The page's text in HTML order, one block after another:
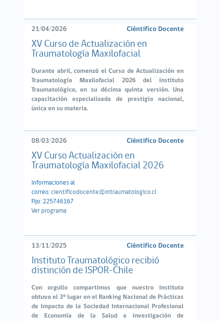
21/04/2026 Ciéntifico Docente
XV Curso de Actualización en
Traumatología Maxilofacial
Durante abril, comenzó el Curso de Actualización en
Traumatología Maxilofacial 2026 del Instituto
Traumatológico, en su décima quinta versión. Una
capacitación especializada de prestigio nacional,
única en su materia.
08/03/2026 Ciéntifico Docente
XV Curso Actualización en
Traumatología Maxilofacial 2026
Informaciones al
correo: cientificodocente@intraumatologico.cl
Fijo: 225746167
Ver programa
13/11/2025 Ciéntifico Docente
Instituto Traumatológico recibió
distinción de ISPOR-Chile
Con orgullo compartimos que nuestro Instituto
obtuvo el 3° lugar en el Ranking Nacional de Prácticas
de Impacto de la Sociedad Internacional Profesional
de Economía de la Salud e Investigación de